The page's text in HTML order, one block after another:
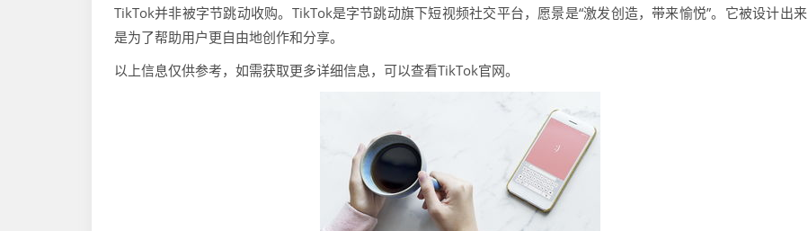
TikTok并非被字节跳动收购。TikTok是字节跳动旗下短视频社交平台，愿景是“激发创造，带来愉悦”。它被设计出来
是为了帮助用户更自由地创作和分享。
以上信息仅供参考，如需获取更多详细信息，可以查看TikTok官网。